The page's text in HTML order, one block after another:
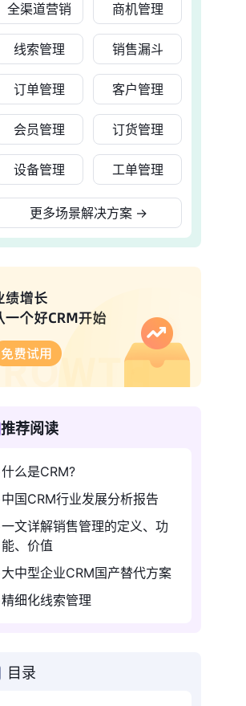
全渠道营销 商机管理
线索管理 销售漏斗
订单管理 客户管理
会员管理 订货管理
设备管理 工单管理
更多场景解决方案 →
推荐阅读
什么是CRM?
中国CRM行业发展分析报告
一文详解销售管理的定义、功
能、价值
大中型企业CRM国产替代方案
精细化线索管理
目录